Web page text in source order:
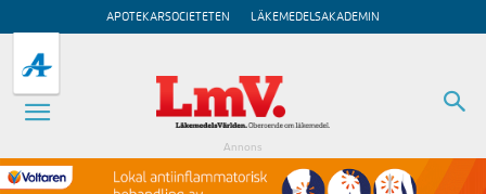
APOTEKARSOCIETETEN LÄKEMEDELSAKADEMIN
Annons